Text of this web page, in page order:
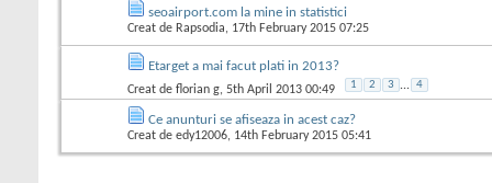
seoairport.com la mine in statistici
Creat de Rapsodia, 17th February 2015 07:25
Etarget a mai facut plati in 2013?
Creat de florian g, 5th April 2013 00:49 1 2 3 ... 4
Ce anunturi se afiseaza in acest caz?
Creat de edy12006, 14th February 2015 05:41